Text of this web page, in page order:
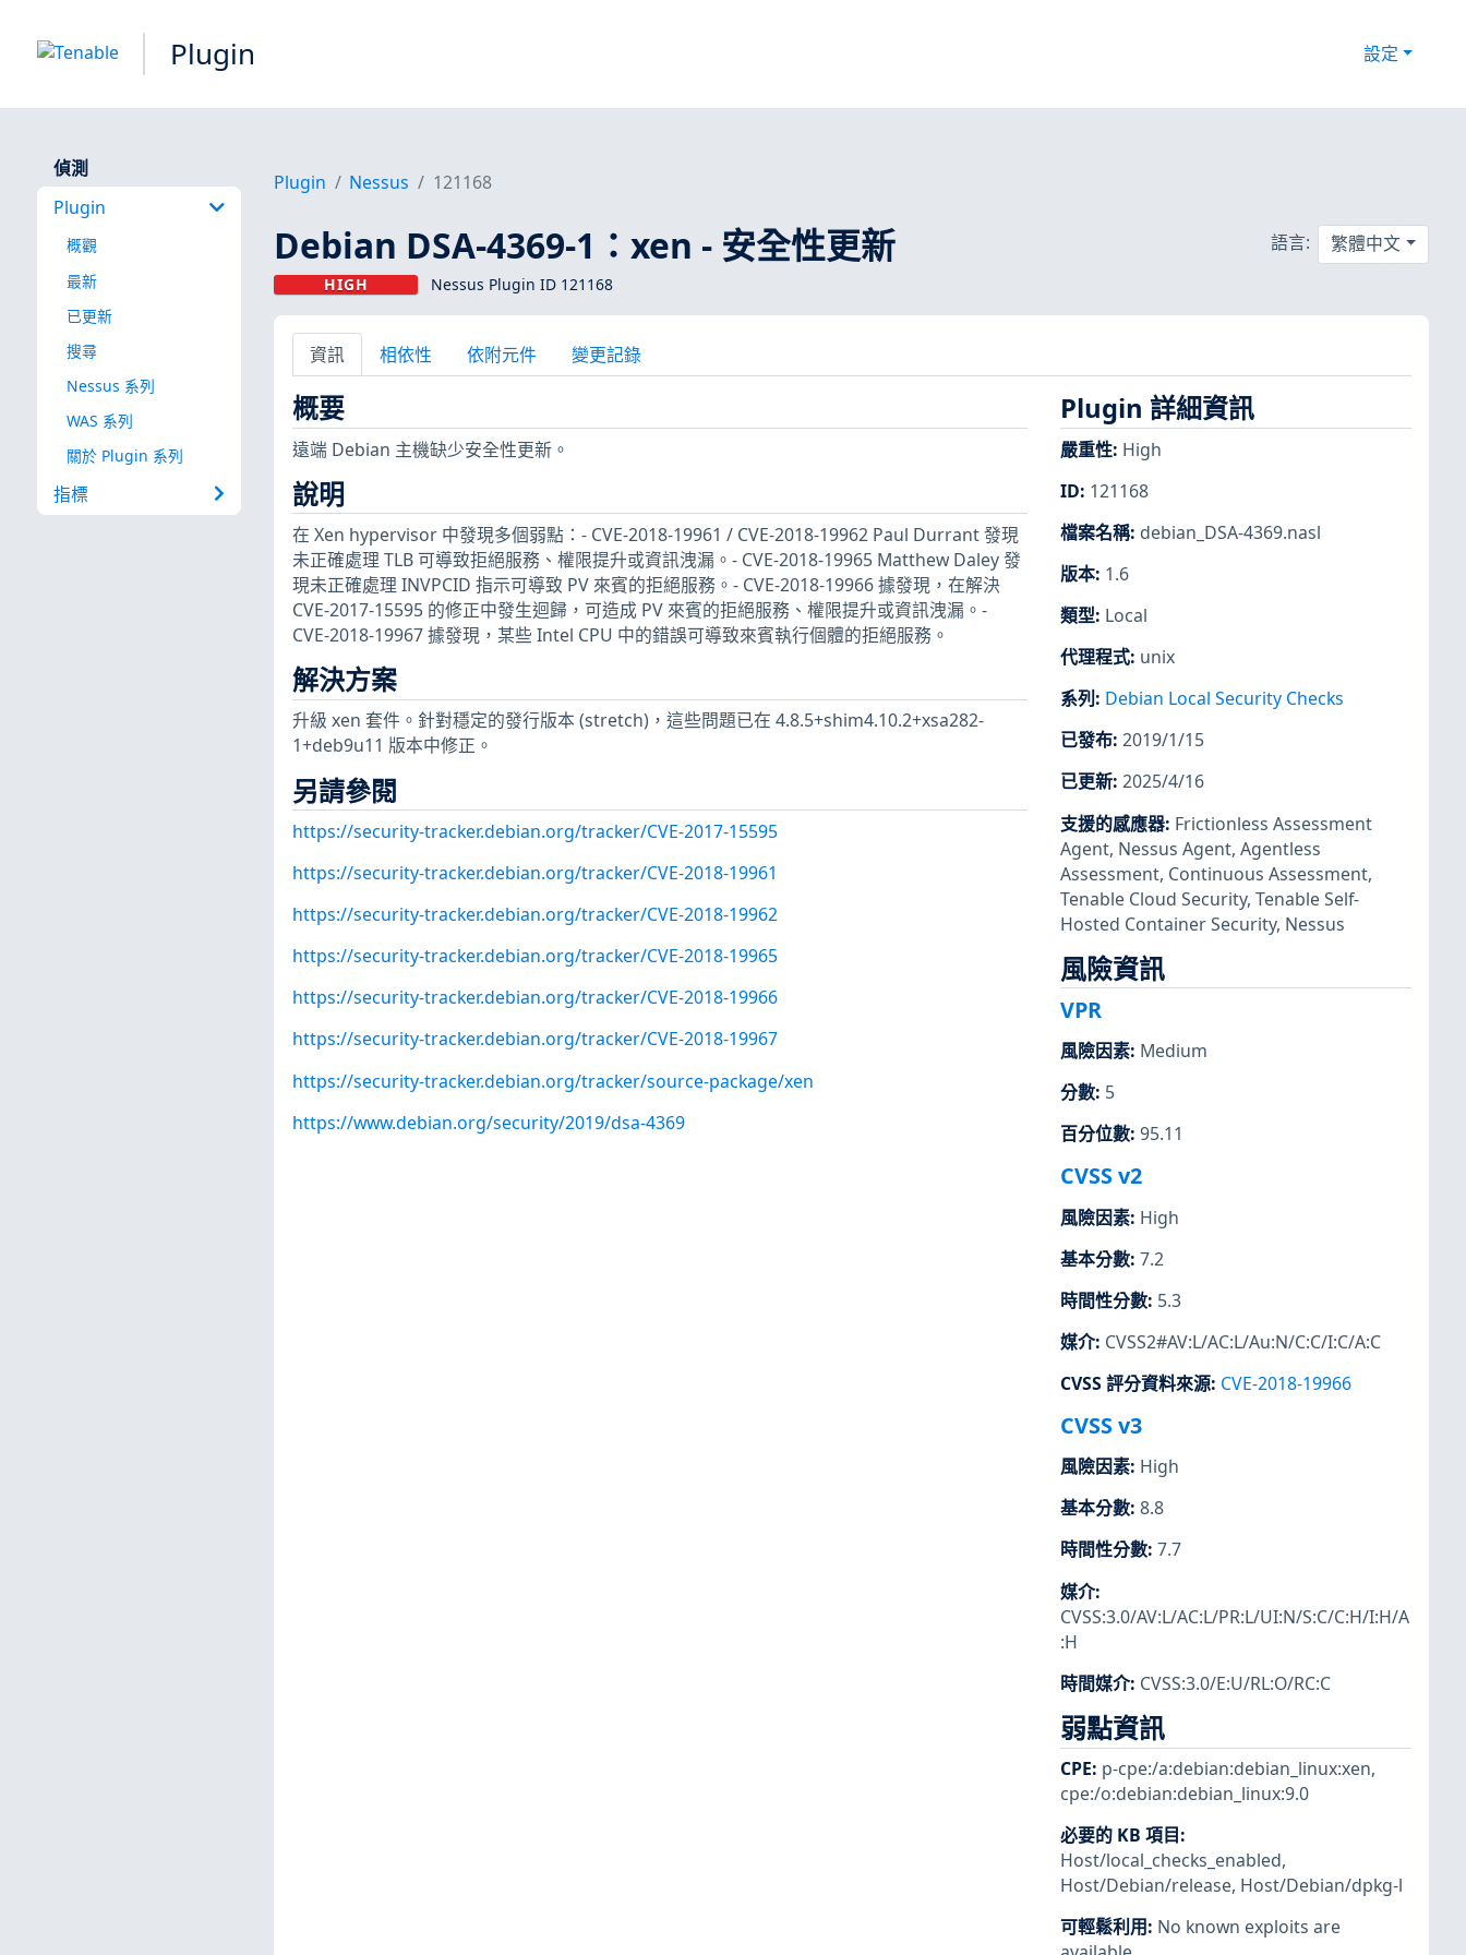
Plugin 設定
偵測
Plugin
概觀
最新
已更新
搜尋
Nessus 系列
WAS 系列
關於 Plugin 系列
指標
Plugin Nessus 121168
Debian DSA-4369-1：xen - 安全性更新
HIGH Nessus Plugin ID 121168
語言: 繁體中文
資訊 相依性 依附元件 變更記錄
概要
遠端 Debian 主機缺少安全性更新。
說明
在 Xen hypervisor 中發現多個弱點：- CVE-2018-19961 / CVE-2018-19962 Paul Durrant 發現
未正確處理 TLB 可導致拒絕服務、權限提升或資訊洩漏。- CVE-2018-19965 Matthew Daley 發
現未正確處理 INVPCID 指示可導致 PV 來賓的拒絕服務。- CVE-2018-19966 據發現，在解決
CVE-2017-15595 的修正中發生迴歸，可造成 PV 來賓的拒絕服務、權限提升或資訊洩漏。-
CVE-2018-19967 據發現，某些 Intel CPU 中的錯誤可導致來賓執行個體的拒絕服務。
解決方案
升級 xen 套件。針對穩定的發行版本 (stretch)，這些問題已在 4.8.5+shim4.10.2+xsa282-
1+deb9u11 版本中修正。
另請參閱
https://security-tracker.debian.org/tracker/CVE-2017-15595
https://security-tracker.debian.org/tracker/CVE-2018-19961
https://security-tracker.debian.org/tracker/CVE-2018-19962
https://security-tracker.debian.org/tracker/CVE-2018-19965
https://security-tracker.debian.org/tracker/CVE-2018-19966
https://security-tracker.debian.org/tracker/CVE-2018-19967
https://security-tracker.debian.org/tracker/source-package/xen
https://www.debian.org/security/2019/dsa-4369
Plugin 詳細資訊
嚴重性: High
ID: 121168
檔案名稱: debian_DSA-4369.nasl
版本: 1.6
類型: Local
代理程式: unix
系列 : Debian Local Security Checks
已發布: 2019/1/15
已更新: 2025/4/16
支援的感應器: Frictionless Assessment
Agent, Nessus Agent, Agentless
Assessment, Continuous Assessment,
Tenable Cloud Security, Tenable Self-
Hosted Container Security, Nessus
風險資訊
VPR
風險因素: Medium
分數: 5
百分位數: 95.11
CVSS v2
風險因素: High
基本分數: 7.2
時間性分數: 5.3
媒介: CVSS2#AV:L/AC:L/Au:N/C:C/I:C/A:C
CVSS 評分資料來源: CVE-2018-19966
CVSS v3
風險因素: High
基本分數: 8.8
時間性分數: 7.7
媒介:
CVSS:3.0/AV:L/AC:L/PR:L/UI:N/S:C/C:H/I:H/A
:H
時間媒介: CVSS:3.0/E:U/RL:O/RC:C
弱點資訊
CPE: p-cpe:/a:debian:debian_linux:xen,
cpe:/o:debian:debian_linux:9.0
必要的 KB 項目:
Host/local_checks_enabled,
Host/Debian/release, Host/Debian/dpkg-l
可輕鬆利用: No known exploits are